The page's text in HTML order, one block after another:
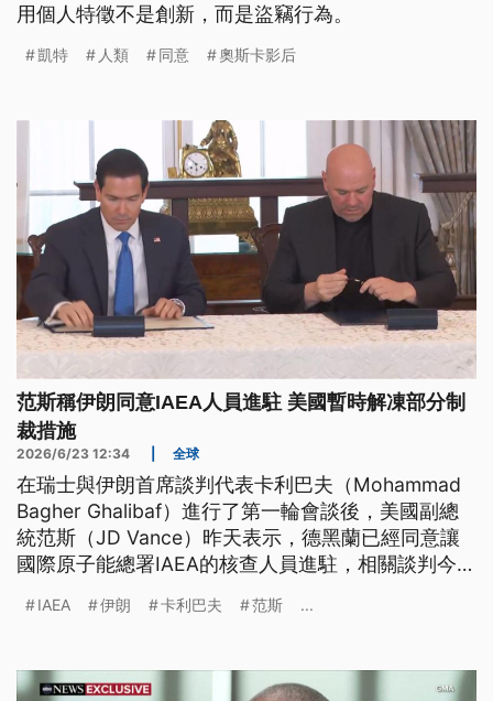
用個人特徵不是創新，而是盜竊行為。
凱特 人類 同意 奧斯卡影后
范斯稱伊朗同意IAEA人員進駐 美國暫時解凍部分制
裁措施
2026/6/23 12:34 全球
在瑞士與伊朗首席談判代表卡利巴夫（Mohammad
Bagher Ghalibaf）進行了第一輪會談後，美國副總
統范斯（JD Vance）昨天表示，德黑蘭已經同意讓
國際原子能總署IAEA的核查人員進駐，相關談判今
朗制裁，並允許德黑蘭幾十年來首次以美元出售石
武檢查這一點上並沒有做出任何新的承諾。
IAEA 伊朗 卡利巴夫 范斯 ...